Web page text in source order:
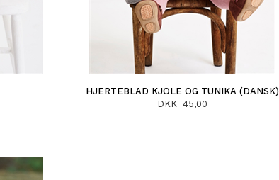
HJERTEBLAD KJOLE OG TUNIKA (DANSK)
DKK 45,00